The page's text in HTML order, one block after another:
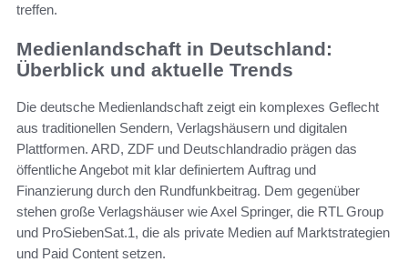
treffen.
Medienlandschaft in Deutschland:
Überblick und aktuelle Trends
Die deutsche Medienlandschaft zeigt ein komplexes Geflecht
aus traditionellen Sendern, Verlagshäusern und digitalen
Plattformen. ARD, ZDF und Deutschlandradio prägen das
öffentliche Angebot mit klar definiertem Auftrag und
Finanzierung durch den Rundfunkbeitrag. Dem gegenüber
stehen große Verlagshäuser wie Axel Springer, die RTL Group
und ProSiebenSat.1, die als private Medien auf Marktstrategien
und Paid Content setzen.